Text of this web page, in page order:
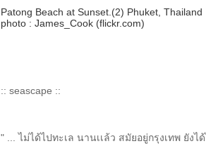
Patong Beach at Sunset.(2) Phuket, Thailand
photo : James_Cook (flickr.com)
:: seascape ::
" ... ไม่ได้ไปทะเล นานเเล้ว สมัยอยู่กรุงเทพ ยัง